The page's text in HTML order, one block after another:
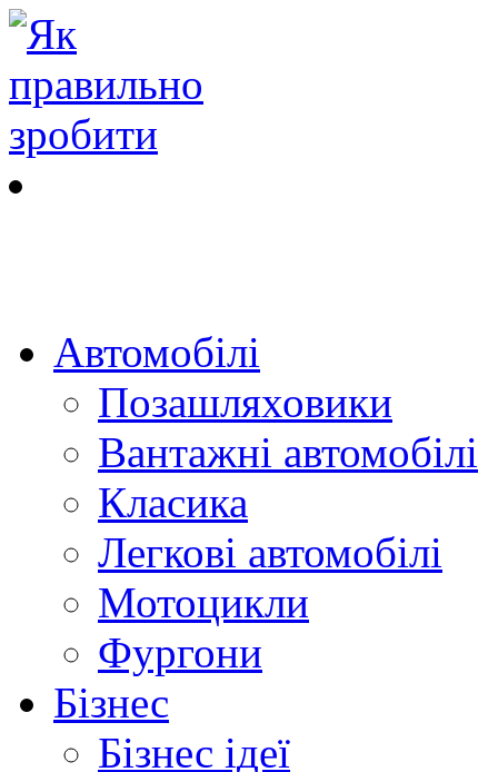
Автомобілі
Позашляховики
Вантажні автомобілі
Класика
Легкові автомобілі
Мотоцикли
Фургони
Бізнес
Бізнес ідеї